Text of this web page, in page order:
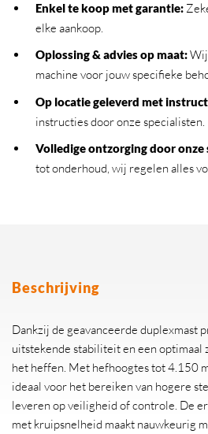
Enkel te koop met garantie:
elke aankoop.
Oplossing & advies op maat:Wij
machine voor jouw specifieke
Op locatie geleverd met
instructies door onze specialisten.
Volledige ontzorging door onze
tot onderhoud, wij regelen alles
Beschrijving
Dankzij de geavanceerde duplexmast
uitstekende stabiliteit en een optimaal
het heffen. Met hefhoogtes tot 4.150
ideaal voor het bereiken van hogere
leveren op veiligheid of controle. De
met kruipsnelheid maakt nauwkeurig